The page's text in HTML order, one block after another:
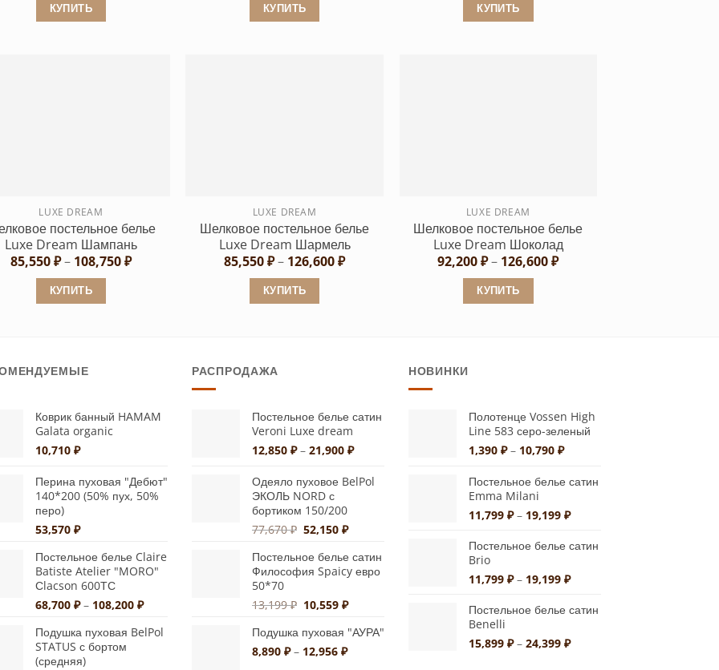
КУПИТЬ
странице
товара.
КУПИТЬ
странице
товара.
КУПИТЬ
странице
товара.
LUXE DREAM
постельное белье
Luxe Dream Шампань
85,550₽– 108,750₽Диапазон
КУПИТЬ
несколько
Опции
можно
выбрать
странице
LUXE DREAM
Шелковое постельное белье
Luxe Dream Шармель
85,550₽– 126,600₽Диапазон
КУПИТЬ
Опции
можно
выбрать
странице
товара.
LUXE DREAM
Шелковое постельное белье
Luxe Dream Шоколад
92,200₽– 126,600₽Диапазон
КУПИТЬ
Опции
можно
выбрать
странице
товара.
Коврик банный HAMAM
Galata organic
10,710 ₽
Перина пуховая "Дебют"
140*200 (50% пух, 50%
перо)
53,570 ₽
Постельное белье Claire
Batiste Atelier "MORO"
Сlacson 600ТС
68,700 ₽ – 108,200 ₽Диапазон
68,700 ₽
Подушка пуховая BelPol
STATUS с бортом
(средняя)
РАСПРОДАЖА
Постельное белье сатин
Veroni Luxe dream
12,850 ₽ – 21,900 ₽Диапазон
12,850 ₽
Одеяло пуховое BelPol
ЭКОЛЬ NORD с
бортиком 150/200
77,670₽ Первоначальная
составляла
77,670 ₽.
52,150₽Текущая
52,150 ₽.
Постельное белье сатин
Философия Spaicy евро
50*70
13,199₽ Первоначальная
составляла
13,199 ₽.
10,559₽Текущая
10,559 ₽.
Подушка пуховая "АУРА"
8,890 ₽ – 12,956 ₽Диапазон
НОВИНКИ
Полотенце Vossen High
Line 583 серо-зеленый
1,390 ₽ – 10,790 ₽Диапазон
1,390 ₽
10,790 ₽
Постельное белье сатин
Emma Milani
11,799 ₽ – 19,199 ₽Диапазон
11,799 ₽
19,199 ₽
Постельное белье сатин
Brio
11,799 ₽ – 19,199 ₽Диапазон
11,799 ₽
19,199 ₽
Постельное белье сатин
Benelli
15,899 ₽ – 24,399 ₽Диапазон